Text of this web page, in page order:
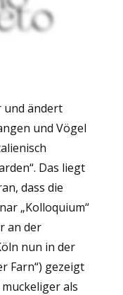
und ändert
und Vögel
Das liegt
dass die
„Kolloquium“
an der
nun in der
Farn“) gezeigt
als